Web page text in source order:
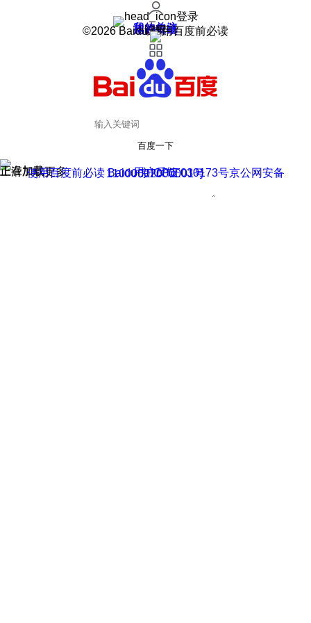
登录
我的关注
我的收藏
皮肤中心
用户反馈
设置
©2026 Baidu 使用百度前必读
百度一下
正在加载
上滑加载更多 用户反馈
使用百度前必读 Baidu 京ICP证030173号
京公网安备11000002000001号